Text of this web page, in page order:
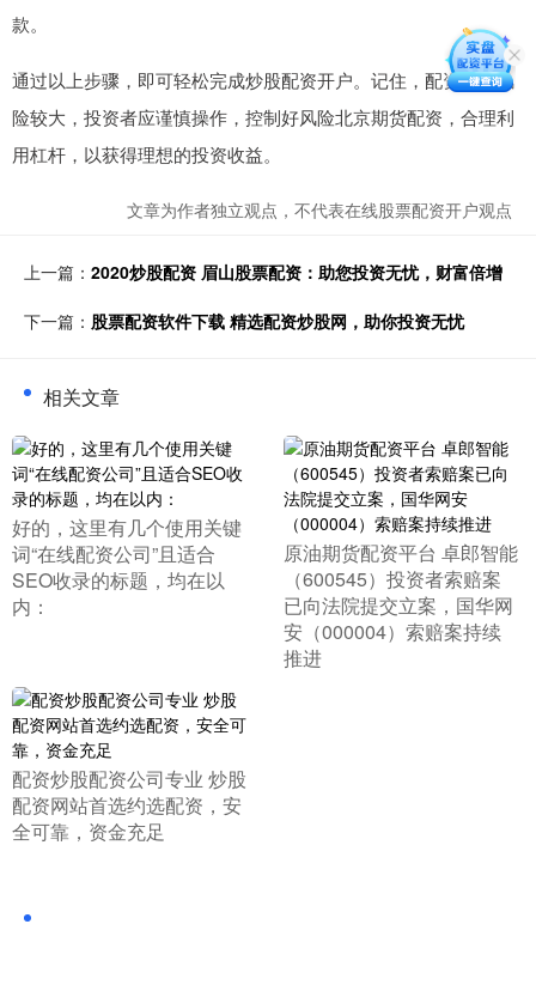
款。
通过以上步骤，即可轻松完成炒股配资开户。记住，配资交易风
险较大，投资者应谨慎操作，控制好风险北京期货配资，合理利
用杠杆，以获得理想的投资收益。
文章为作者独立观点，不代表在线股票配资开户观点
上一篇： 2020炒股配资 眉山股票配资：助您投资无忧，财富倍增
下一篇： 股票配资软件下载 精选配资炒股网，助你投资无忧
相关文章
​好的，这里有几个使用关键
词“在线配资公司”且适合
SEO收录的标题，均在以
内：
​原油期货配资平台 卓郎智能
（600545）投资者索赔案
已向法院提交立案，国华网
安（000004）索赔案持续
推进
​配资炒股配资公司专业 炒股
配资网站首选约选配资，安
全可靠，资金充足